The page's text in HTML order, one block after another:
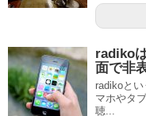
radiko
面で非
radikoと
マホやタ
聴...